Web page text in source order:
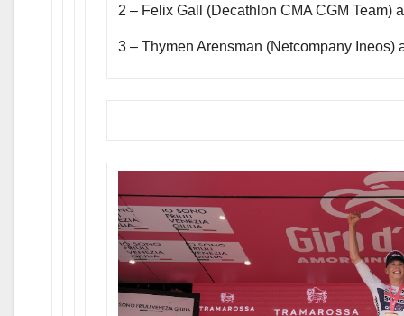
2 – Felix Gall (Decathlon CMA CGM Team) a
3 – Thymen Arensman (Netcompany Ineos) a